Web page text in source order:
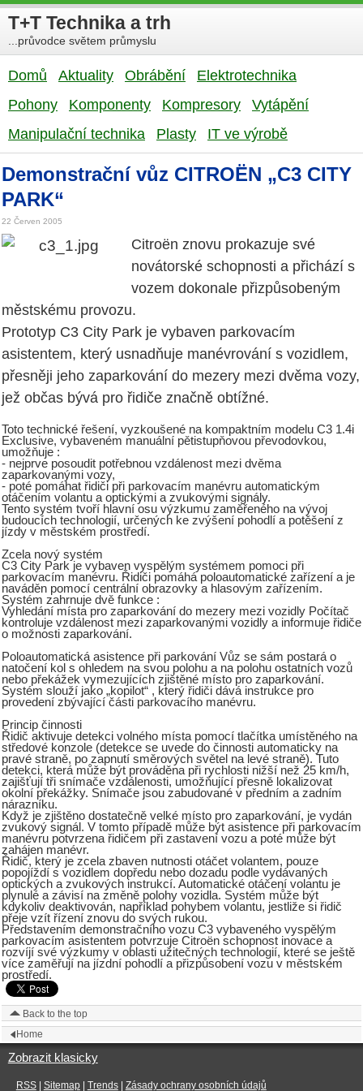
T+T Technika a trh
...průvodce světem průmyslu
Domů Aktuality Obrábění
Elektrotechnika
Pohony
Komponenty Kompresory
Vytápění
Manipulační technika
Plasty IT ve výrobě
Demonstrační vůz CITROËN „C3 CITY
PARK“
22 Červen 2005
Citroën znovu prokazuje své
novátorské schopnosti a přichází s
vozem dokonale přizpůsobeným
městskému provozu.
Prototyp C3 City Park je vybaven parkovacím
asistentem, který usnadňuje manévrování s vozidlem,
přesněji jeho zaparkování do mezery mezi dvěma vozy,
jež občas bývá pro řidiče značně obtížné.
Toto technické řešení, vyzkoušené na kompaktním modelu C3 1.4i
Exclusive, vybaveném manuální pětistupňovou převodovkou,
umožňuje :
- nejprve posoudit potřebnou vzdálenost mezi dvěma
zaparkovanými vozy,
- poté pomáhat řidiči při parkovacím manévru automatickým
otáčením volantu a optickými a zvukovými signály.
Tento systém tvoří hlavní osu výzkumu zaměřeného na vývoj
budoucích technologií, určených ke zvýšení pohodlí a potěšení z
jízdy v městském prostředí.
Zcela nový systém
C3 City Park je vybaven vyspělým systémem pomoci při
parkovacím manévru. Řidiči pomáhá poloautomatické zařízení a je
naváděn pomocí centrální obrazovky a hlasovým zařízením.
Systém zahrnuje dvě funkce :
Vyhledání místa pro zaparkování do mezery mezi vozidly Počítač
kontroluje vzdálenost mezi zaparkovanými vozidly a informuje řidiče
o možnosti zaparkování.
Poloautomatická asistence při parkování Vůz se sám postará o
natočení kol s ohledem na svou polohu a na polohu ostatních vozů
nebo překážek vymezujících zjištěné místo pro zaparkování.
Systém slouží jako „kopilot“ , který řidiči dává instrukce pro
provedení zbývající části parkovacího manévru.
Princip činnosti
Řidič aktivuje detekci volného místa pomocí tlačítka umístěného na
středové konzole (detekce se uvede do činnosti automaticky na
pravé straně, po zapnutí směrových světel na levé straně). Tuto
detekci, která může být prováděna při rychlosti nižší než 25 km/h,
zajišťují tři snímače vzdálenosti, umožňující přesně lokalizovat
okolní překážky. Snímače jsou zabudované v předním a zadním
nárazníku.
Když je zjištěno dostatečně velké místo pro zaparkování, je vydán
zvukový signál. V tomto případě může být asistence při parkovacím
manévru potvrzena řidičem při zastavení vozu a poté může být
zahájen manévr.
Řidič, který je zcela zbaven nutnosti otáčet volantem, pouze
popojíždí s vozidlem dopředu nebo dozadu podle vydávaných
optických a zvukových instrukcí. Automatické otáčení volantu je
plynulé a závisí na změně polohy vozidla. Systém může být
kdykoliv deaktivován, například pohybem volantu, jestliže si řidič
přeje vzít řízení znovu do svých rukou.
Představením demonstračního vozu C3 vybaveného vyspělým
parkovacím asistentem potvrzuje Citroën schopnost inovace a
rozvíjí své výzkumy v oblasti užitečných technologií, které se ještě
více zaměřují na jízdní pohodlí a přizpůsobení vozu v městském
prostředí.
Back to the top
Home
Zobrazit klasicky
RSS| Sitemap| Trends| Zásady ochrany osobních údajů